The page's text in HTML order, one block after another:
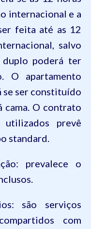
internacional e a
feita até as 12
salvo
duplo poderá ter
O apartamento
ser constituído
cama. O contrato
prevê
standard.
prevalece o
são serviços
com